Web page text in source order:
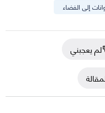
إلى الفضاء
لم يعجبني